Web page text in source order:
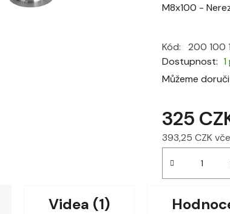
5
M8x100 -
Dostupnost
Můžeme
Kód: 200 100
325
393,25 CZK
Videa (1)